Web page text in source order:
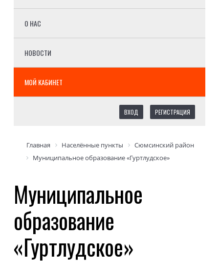
О НАС
НОВОСТИ
МОЙ КАБИНЕТ
ВХОД РЕГИСТРАЦИЯ
Главная Населённые пункты
Сюмсинский район
Муниципальное образование «Гуртлудское»
Муниципальное
образование
«Гуртлудское»